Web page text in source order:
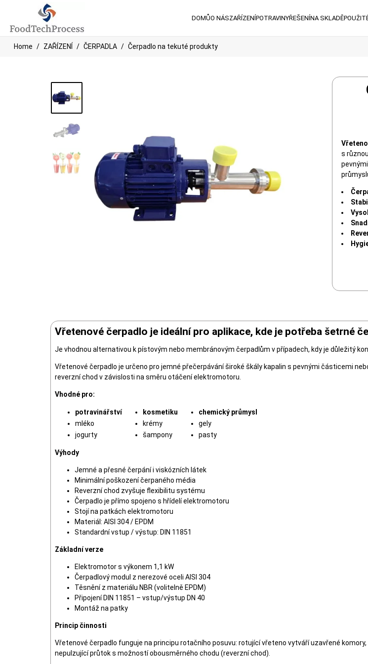
DOMŮO NÁSZAŘÍZENÍPOTRAVINYŘEŠENÍNA SKLADĚ
Home ZAŘÍZENÍ ČERPADLA Čerpadlo na tekuté produkty
s
Vřetenové čerpadlo je ideální pro aplikace, kde je potřeba šetrné
Je vhodnou alternativou k pístovým nebo membránovým čerpadlům v případech, kdy je důležitý
Vřetenové čerpadlo je určeno pro jemné přečerpávání široké škály kapalin s pevnými částicemi
reverzní chod v závislosti na směru otáčení elektromotoru.
Vhodné pro:
potravinářství kosmetiku
chemický průmysl
mléko
krémy
gely
jogurty
šampony pasty
Výhody
Jemné a přesné čerpání i viskózních látek
Minimální poškození čerpaného média
Reverzní chod zvyšuje flexibilitu systému
Čerpadlo je přímo spojeno s hřídelí elektromotoru
Stojí na patkách elektromotoru
Materiál: AISI 304 / EPDM
Standardní vstup / výstup: DIN 11851
Základní verze
Elektromotor s výkonem 1,1 kW
Čerpadlový modul z nerezové oceli AISI 304
Těsnění z materiálu NBR (volitelně EPDM)
Připojení DIN 11851 – vstup/výstup DN 40
Montáž na patky
Princip činnosti
Vřetenové čerpadlo funguje na principu rotačního posuvu: rotující vřeteno vytváří uzavřené
nepulzující průtok s možností obousměrného chodu (reverzní chod).